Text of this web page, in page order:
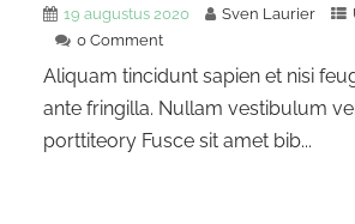
19 augustus 2020 Sven Laurier
0 Comment
Aliquam tincidunt sapien et nisi
ante fringilla. Nullam vestibulum
porttiteory Fusce sit amet bib...